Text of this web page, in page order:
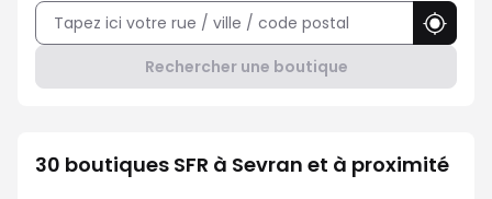
Rechercher une boutique
30 boutiques SFR à Sevran et à proximité